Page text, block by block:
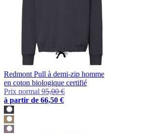
Redmont Pull à demi-zip homme
en coton biologique certifié
Prix normal 95,00 €
à partir de 66,50 €